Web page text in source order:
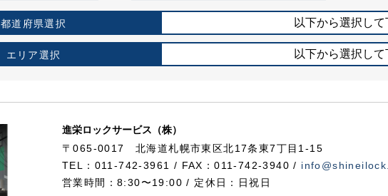
都道府県選択 以下から選択し
エリア選択 以下から選択し
進栄ロックサービス（株）
〒065-0017 北海道札幌市東区北17条東7丁目1-15
TEL：011-742-3961 / FAX：011-742-3940 /
営業時間：8:30〜19:00 / 定休日：日祝日